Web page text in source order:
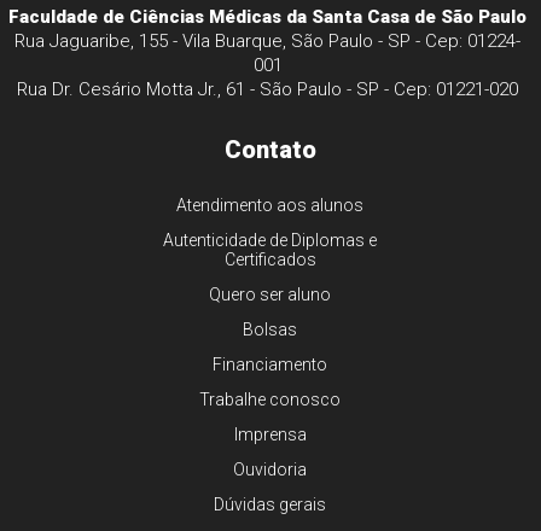
Faculdade de Ciências Médicas da Santa Casa de São Paulo
Rua Jaguaribe, 155 - Vila Buarque, São Paulo - SP - Cep: 01224-
001
Rua Dr. Cesário Motta Jr., 61 - São Paulo - SP - Cep: 01221-020
Contato
Atendimento aos alunos
Autenticidade de Diplomas e
Certificados
Quero ser aluno
Bolsas
Financiamento
Trabalhe conosco
Imprensa
Ouvidoria
Dúvidas gerais